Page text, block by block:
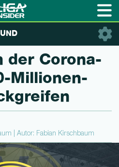
der Corona-
Mil­lionen-
| Autor: Fabian Kirschbaum